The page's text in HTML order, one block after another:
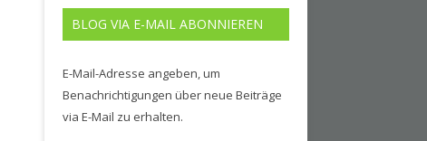
BLOG VIA E-MAIL ABONNIEREN
E-Mail-Adresse angeben, um
Benachrichtigungen über neue Beiträge
via E-Mail zu erhalten.